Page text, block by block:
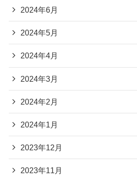
2024年6月
2024年5月
2024年4月
2024年3月
2024年2月
2024年1月
2023年12月
2023年11月